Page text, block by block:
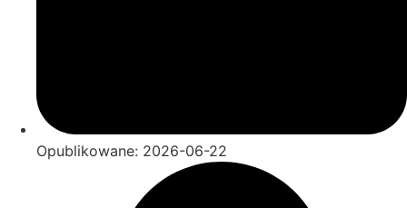
Opublikowane: 2026-06-22